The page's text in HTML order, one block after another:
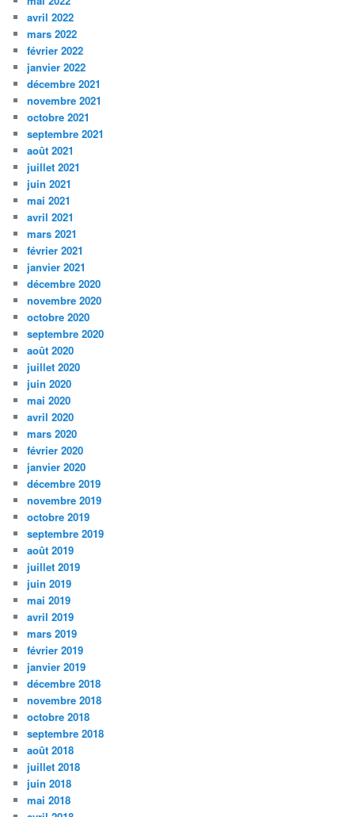
avril 2022
mars 2022
février 2022
janvier 2022
décembre 2021
novembre 2021
octobre 2021
septembre 2021
août 2021
juillet 2021
juin 2021
mai 2021
avril 2021
mars 2021
février 2021
janvier 2021
décembre 2020
novembre 2020
octobre 2020
septembre 2020
août 2020
juillet 2020
juin 2020
mai 2020
avril 2020
mars 2020
février 2020
janvier 2020
décembre 2019
novembre 2019
octobre 2019
septembre 2019
août 2019
juillet 2019
juin 2019
mai 2019
avril 2019
mars 2019
février 2019
janvier 2019
décembre 2018
novembre 2018
octobre 2018
septembre 2018
août 2018
juillet 2018
juin 2018
mai 2018